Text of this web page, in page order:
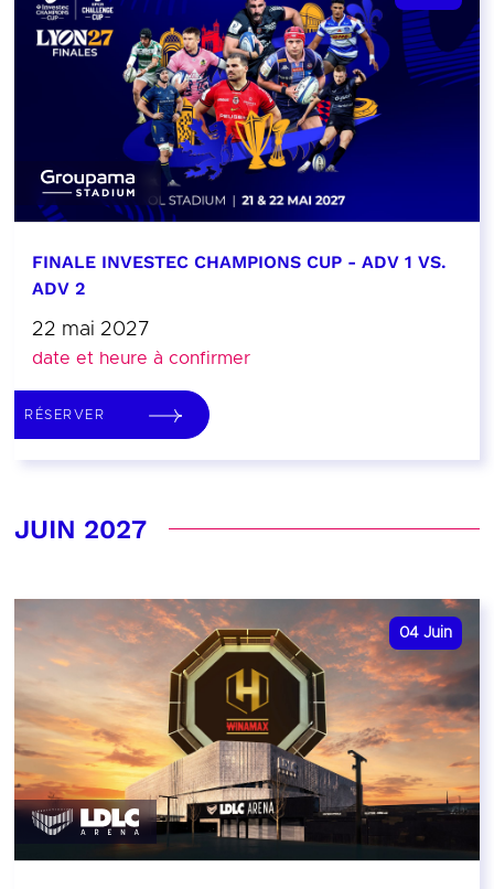
FINALE INVESTEC CHAMPIONS CUP - ADV 1 VS.
ADV 2
22 mai 2027
date et heure à confirmer
RÉSERVER
JUIN 2027
04 Juin